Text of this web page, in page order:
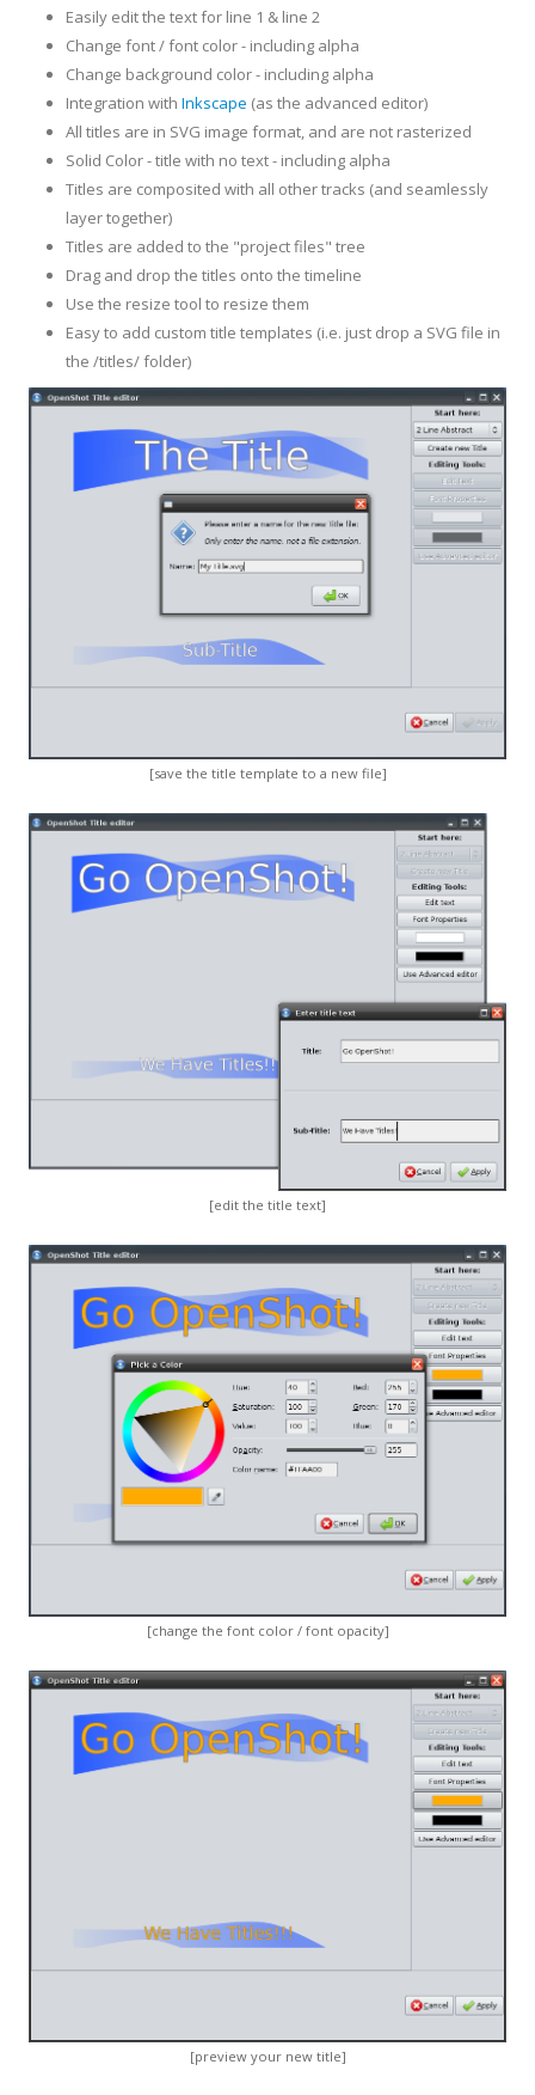
Easily edit the text for line 1 & line 2
Change font / font color - including alpha
Change background color - including alpha
Integration with Inkscape (as the advanced editor)
All titles are in SVG image format, and are not rasterized
Solid Color - title with no text - including alpha
Titles are composited with all other tracks (and seamlessly
layer together)
Titles are added to the "project files" tree
Drag and drop the titles onto the timeline
Use the resize tool to resize them
Easy to add custom title templates (i.e. just drop a SVG file in
the /titles/ folder)
[save the title template to a new file]
[edit the title text]
[change the font color / font opacity]
[preview your new title]